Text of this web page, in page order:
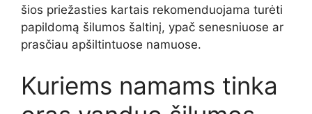
šios priežasties kartais rekomenduojama turėti
papildomą šilumos šaltinį, ypač senesniuose ar
prasčiau apšiltintuose namuose.
Kuriems namams tinka